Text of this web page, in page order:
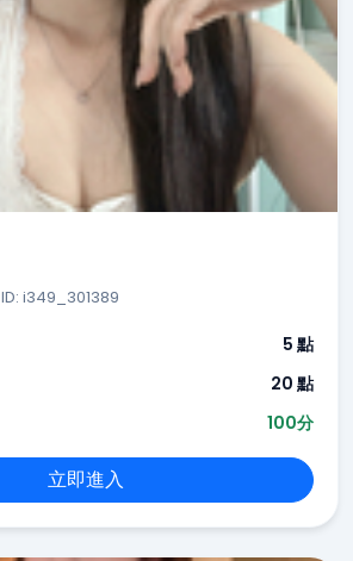
ID: i349_301389
5 點
20 點
100分
立即進入